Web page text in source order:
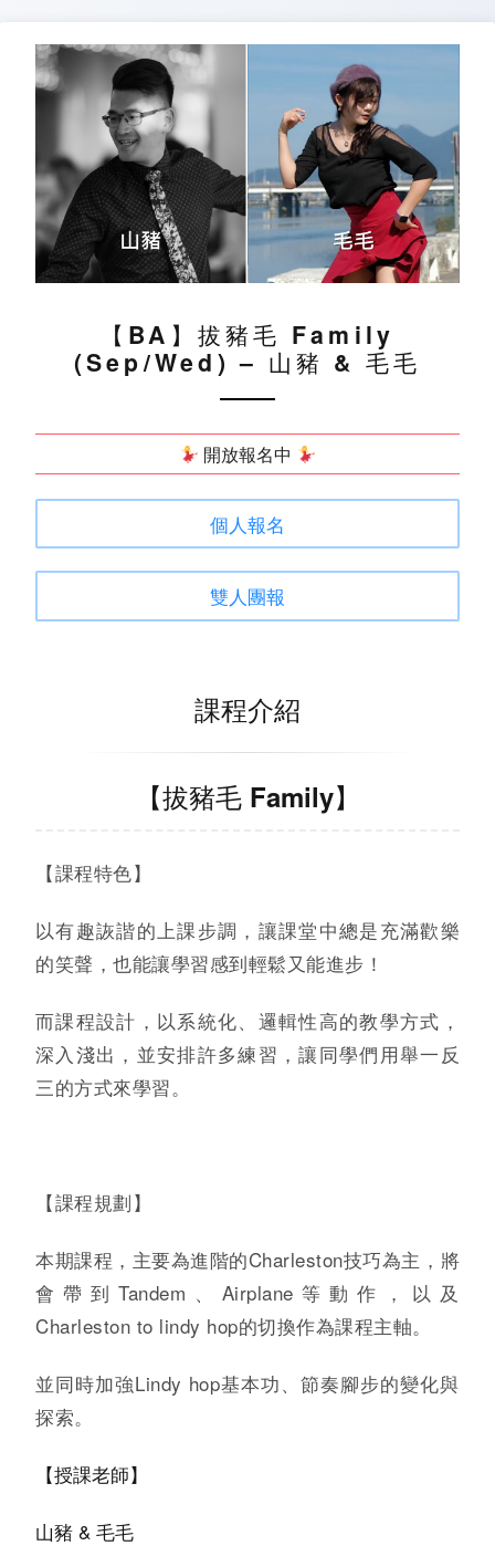
content
【BA】拔豬毛 Family
(Sep/Wed) – 山豬 & 毛毛
開放報名中
個人報名
雙人團報
課程介紹
【拔豬毛 Family】
【課程特色】
以有趣詼諧的上課步調，讓課堂中總是充滿歡樂
的笑聲，也能讓學習感到輕鬆又能進步！
而課程設計，以系統化、邏輯性高的教學方式，
深入淺出，並安排許多練習，讓同學們用舉一反
三的方式來學習。
【課程規劃】
本期課程，主要為進階的Charleston技巧為主，將
會帶到Tandem、Airplane等動作，以及
Charleston to lindy hop的切換作為課程主軸。
並同時加強Lindy hop基本功、節奏腳步的變化與
探索。
【授課老師】
山豬 & 毛毛